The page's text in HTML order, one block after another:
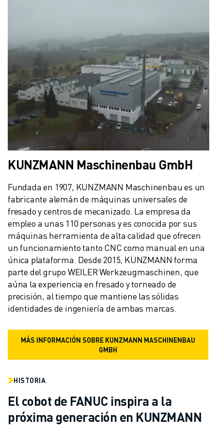
KUNZMANN Maschinenbau GmbH
Fundada en 1907, KUNZMANN Maschinenbau es un
fabricante alemán de máquinas universales de
fresado y centros de mecanizado. La empresa da
empleo a unas 110 personas y es conocida por sus
máquinas herramienta de alta calidad que ofrecen
un funcionamiento tanto CNC como manual en una
única plataforma. Desde 2015, KUNZMANN forma
parte del grupo WEILER Werkzeugmaschinen, que
aúna la experiencia en fresado y torneado de
precisión, al tiempo que mantiene las sólidas
identidades de ingeniería de ambas marcas.
MÁS INFORMACIÓN SOBRE KUNZMANN MASCHINENBAU
GMBH
HISTORIA
El cobot de FANUC inspira a la
próxima generación en KUNZMANN